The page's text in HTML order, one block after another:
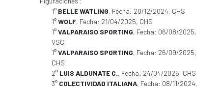
1° BELLE WATLING, Fecha: 20/12/2024, CHS
1°WOLF, Fecha: 21/04/2025, CHS
1°VALPARAISO SPORTING, Fecha: 06/08/2025,
VSC
1°VALPARAISO SPORTING, Fecha: 26/09/2025,
CHS
2° LUIS ALDUNATE C., Fecha: 24/04/2026, CHS
3° COLECTIVIDAD ITALIANA, Fecha: 08/11/2024,